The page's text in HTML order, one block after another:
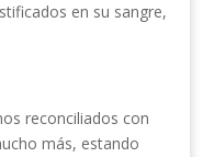
en su sangre,
reconciliados con
más, estando